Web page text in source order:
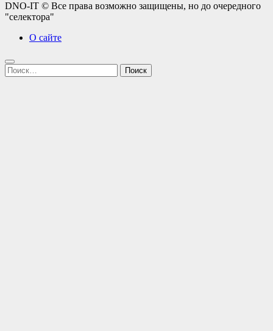
DNO-IT © Все права возможно защищены, но до очередного
"селектора"
О сайте
Найти: